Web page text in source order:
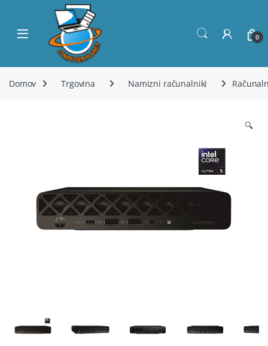
Skip to navigation
Open 0
Domov Trgovina Namizni računalniki
🔍